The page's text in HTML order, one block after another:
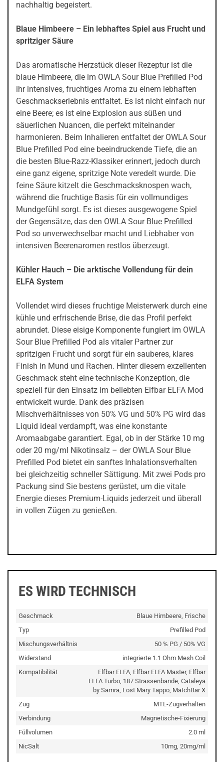
nachhaltig begeistert.
Blaue Himbeere – Ein lebhaftes Spiel aus Frucht und
spritziger Säure
Das aromatische Herzstück dieser Rezeptur ist die
blaue Himbeere, die im OWLA Sour Blue Prefilled Pod
ihr intensives, fruchtiges Aroma zu einem lebhaften
Geschmackserlebnis entfaltet. Es ist nicht einfach nur
eine Beere; es ist eine Explosion aus süßen und
säuerlichen Nuancen, die perfekt miteinander
harmonieren. Beim Inhalieren entfaltet der OWLA Sour
Blue Prefilled Pod eine beeindruckende Tiefe, die an
die besten Blue-Razz-Klassiker erinnert, jedoch durch
eine ganz eigene, spritzige Note veredelt wurde. Die
feine Säure kitzelt die Geschmacksknospen wach,
während die fruchtige Basis für ein vollmundiges
Mundgefühl sorgt. Es ist dieses ausgewogene Spiel
der Gegensätze, das den OWLA Sour Blue Prefilled
Pod so unverwechselbar macht und Liebhaber von
intensiven Beerenaromen restlos überzeugt.
Kühler Hauch – Die arktische Vollendung für dein
ELFA System
Vollendet wird dieses fruchtige Meisterwerk durch eine
kühle und erfrischende Brise, die das Profil perfekt
abrundet. Diese eisige Komponente fungiert im OWLA
Sour Blue Prefilled Pod als vitaler Partner zur
spritzigen Frucht und sorgt für ein sauberes, klares
Finish in Mund und Rachen. Hinter diesem exzellenten
Geschmack steht eine technische Konzeption, die
speziell für den Einsatz im beliebten Elfbar ELFA Mod
entwickelt wurde. Dank des präzisen
Mischverhältnisses von 50% VG und 50% PG wird das
Liquid ideal verdampft, was eine konstante
Aromaabgabe garantiert. Egal, ob in der Stärke 10 mg
oder 20 mg/ml Nikotinsalz – der OWLA Sour Blue
Prefilled Pod bietet ein sanftes Inhalationsverhalten
bei gleichzeitig schneller Sättigung. Mit zwei Pods pro
Packung sind Sie bestens gerüstet, um die vitale
Energie dieses Premium-Liquids jederzeit und überall
in vollen Zügen zu genießen.
ES WIRD TECHNISCH
Geschmack
Blaue Himbeere, Frische
Typ
Prefilled Pod
Mischungsverhältnis
50 % PG / 50% VG
Widerstand
integrierte 1.1 Ohm Mesh Coil
Kompatibilität
Elfbar ELFA, Elfbar ELFA Master, Elfbar
ELFA Turbo, 187 Strassenbande, Cataleya
by Samra, Lost Mary Tappo, MatchBar X
Zug
MTL-Zugverhalten
Verbindung
Magnetische-Fixierung
Füllvolumen
2.0 ml
NicSalt
10mg, 20mg/ml